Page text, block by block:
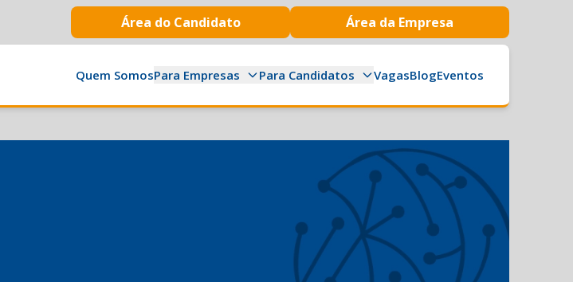
Área do Candidato Área da Empresa
Quem SomosPara Empresas Para Candidatos VagasBlogEventos